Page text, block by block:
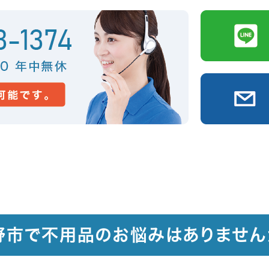
市で不用品のお悩みはありません